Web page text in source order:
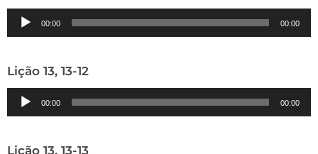
Tocador
de
00:00 00:00
Lição 13, 13-12
Tocador
de
00:00 00:00
Lição 13, 13-13